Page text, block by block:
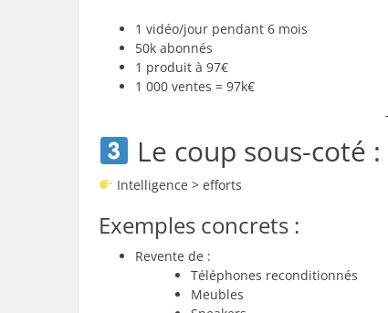
1 vidéo/jour pendant 6 mois
50k abonnés
1 produit à 97€
1 000 ventes = 97k€
Le coup sous-coté :
Intelligence > efforts
Exemples concrets :
Revente de :
Téléphones reconditionnés
Meubles